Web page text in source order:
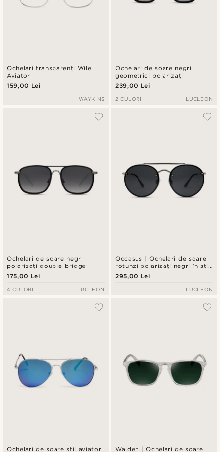
Ochelari transparenți Wile
Aviator
159,00 Lei
WAYKINS
Ochelari de soare negri
geometrici polarizați
239,00 Lei
2 CULORI LUCLEON
Ochelari de soare negri
polarizați double-bridge
175,00 Lei
4 CULORI LUCLEON
Occasus | Ochelari de soare
rotunzi polarizați negri în stil
aviator
295,00 Lei
LUCLEON
Ochelari de soare stil aviator
Walden | Ochelari de soare